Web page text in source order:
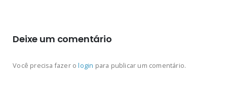
Deixe um comentário
Você precisa fazer ologin para publicar um comentário.